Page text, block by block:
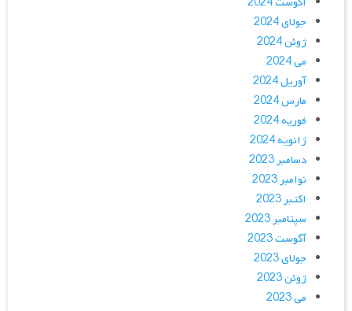
جولای 2024
ژوئن 2024
می 2024
آوریل 2024
مارس 2024
فوریه 2024
ژانویه 2024
دسامبر 2023
نوامبر 2023
اکتبر 2023
سپتامبر 2023
آگوست 2023
جولای 2023
ژوئن 2023
می 2023